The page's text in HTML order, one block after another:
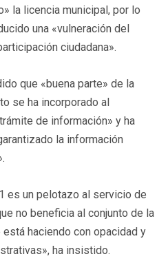
la licencia municipal, por lo
una «vulneración del
ciudadana».
que «buena parte» de la
se ha incorporado al
de información» y ha
la información
es un pelotazo al servicio de
no beneficia al conjunto de la
haciendo con opacidad y
ha insistido.